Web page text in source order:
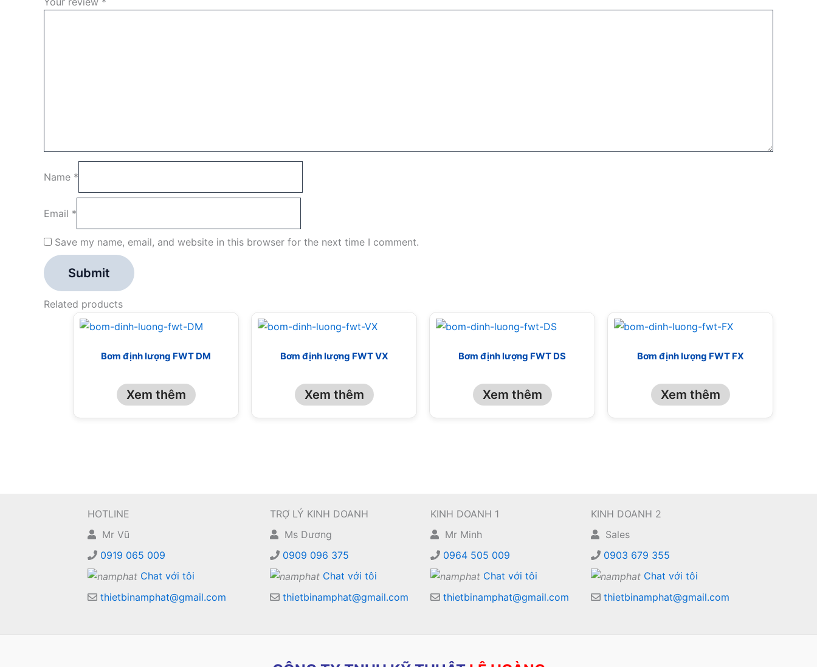
Name *
Email *
Save my name, email, and website in this browser for the next time I comment.
Related products
Bơm định lượng FWT DM
Xem thêm
Bơm định lượng FWT VX
Xem thêm
Bơm định lượng FWT DS
Xem thêm
Bơm định lượng FWT FX
Xem thêm
HOTLINE
Mr Vũ
0919 065 009
Chat với tôi
thietbinamphat@gmail.com
TRỢ LÝ KINH DOANH
Ms Dương
0909 096 375
Chat với tôi
thietbinamphat@gmail.com
KINH DOANH 1
Mr Minh
0964 505 009
Chat với tôi
thietbinamphat@gmail.com
KINH DOANH 2
Sales
0903 679 355
Chat với tôi
thietbinamphat@gmail.com